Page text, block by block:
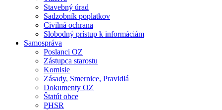
Stavebný úrad
Sadzobník poplatkov
Civilná ochrana
Slobodný prístup k informáciám
Samospráva
Poslanci OZ
Zástupca starostu
Komisie
Zásady, Smernice, Pravidlá
Dokumenty OZ
Štatút obce
PHSR